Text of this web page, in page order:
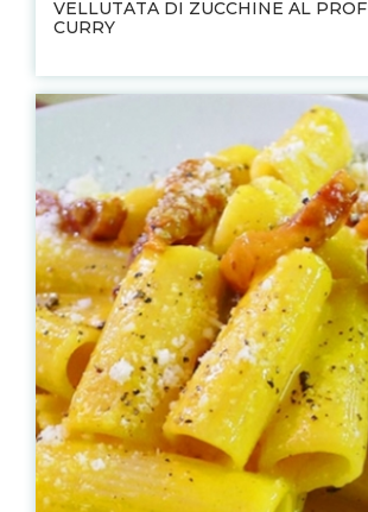
VELLUTATA DI ZUCCHINE AL
CURRY